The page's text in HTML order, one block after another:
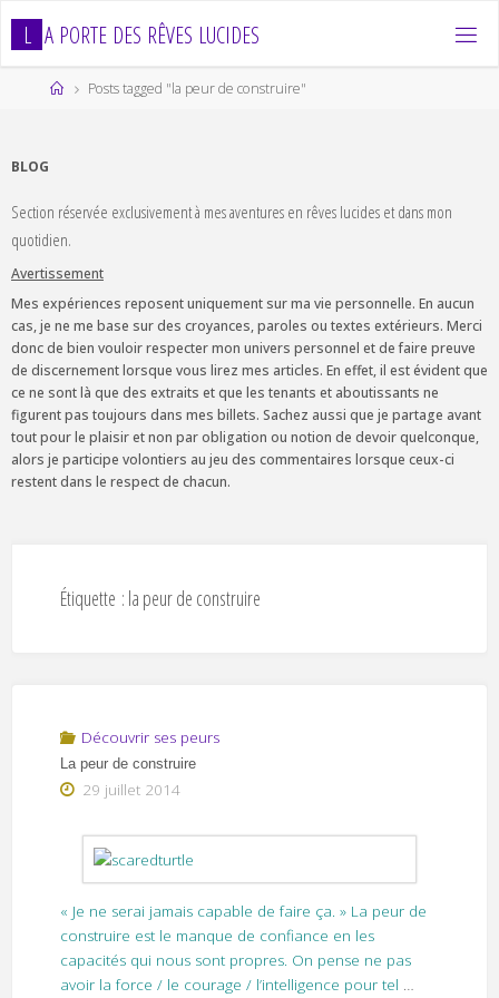
L A PORTE DES RÊVES LUCIDES
HomePosts tagged "la peur de construire"
BLOG
Section réservée exclusivement à mes aventures en rêves lucides et dans mon
quotidien.
Avertissement
Mes expériences reposent uniquement sur ma vie personnelle. En aucun
cas, je ne me base sur des croyances, paroles ou textes extérieurs. Merci
donc de bien vouloir respecter mon univers personnel et de faire preuve
de discernement lorsque vous lirez mes articles. En effet, il est évident que
ce ne sont là que des extraits et que les tenants et aboutissants ne
figurent pas toujours dans mes billets. Sachez aussi que je partage avant
tout pour le plaisir et non par obligation ou notion de devoir quelconque,
alors je participe volontiers au jeu des commentaires lorsque ceux-ci
restent dans le respect de chacun.
Étiquette : la peur de construire
Découvrir ses peurs
La peur de construire
29 juillet 2014
« Je ne serai jamais capable de faire ça. » La peur de
construire est le manque de confiance en les
capacités qui nous sont propres. On pense ne pas
avoir la force / le courage / l’intelligence pour tel …